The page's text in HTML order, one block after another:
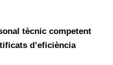
tècnic competent
d’eficiència